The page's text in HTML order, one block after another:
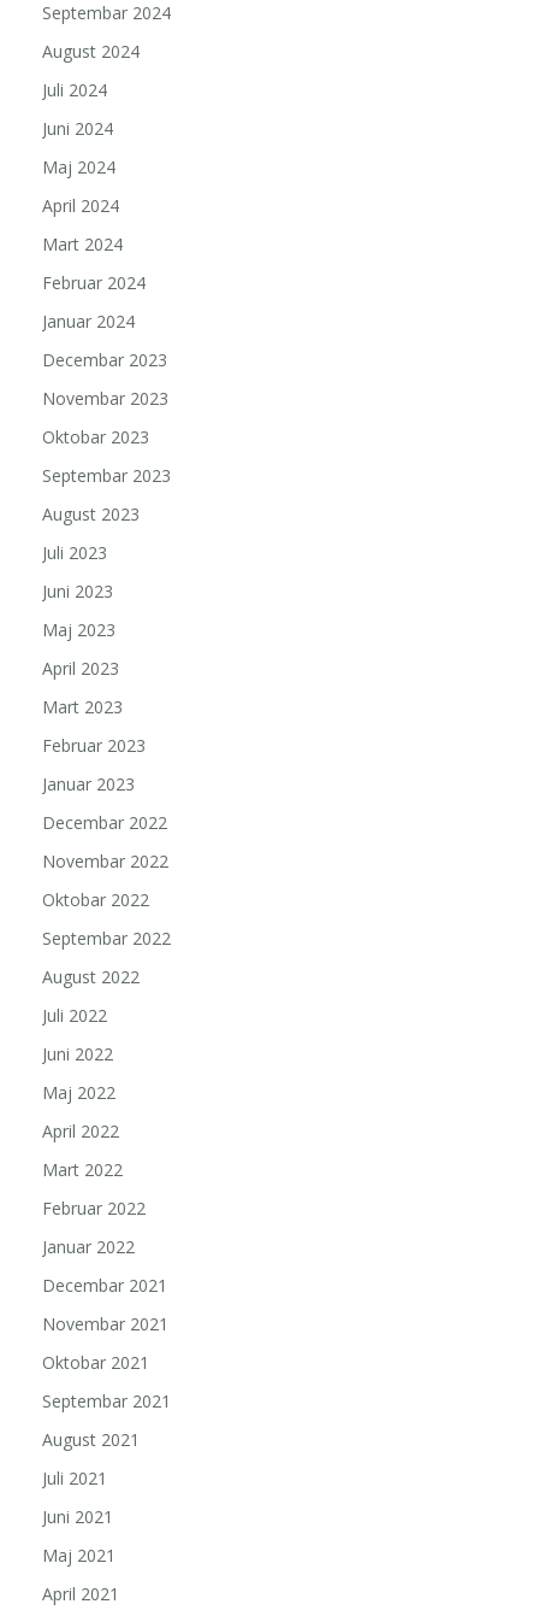
Septembar 2024
August 2024
Juli 2024
Juni 2024
Maj 2024
April 2024
Mart 2024
Februar 2024
Januar 2024
Decembar 2023
Novembar 2023
Oktobar 2023
Septembar 2023
August 2023
Juli 2023
Juni 2023
Maj 2023
April 2023
Mart 2023
Februar 2023
Januar 2023
Decembar 2022
Novembar 2022
Oktobar 2022
Septembar 2022
August 2022
Juli 2022
Juni 2022
Maj 2022
April 2022
Mart 2022
Februar 2022
Januar 2022
Decembar 2021
Novembar 2021
Oktobar 2021
Septembar 2021
August 2021
Juli 2021
Juni 2021
Maj 2021
April 2021